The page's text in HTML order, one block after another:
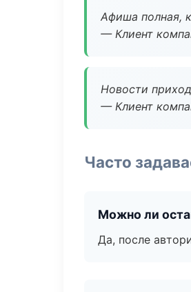
Афиша полная,
— Клиент
Новости
— Клиент
Часто
Можно ли
Да, после